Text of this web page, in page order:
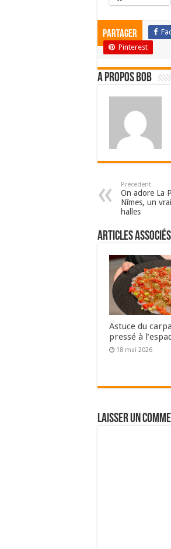
Partager
Pinterest
A propos bOb
Précedent
On adore La
Nîmes, un
halles
Articles associés
Astuce du
pressé à
18 mai 2026
Laisser un